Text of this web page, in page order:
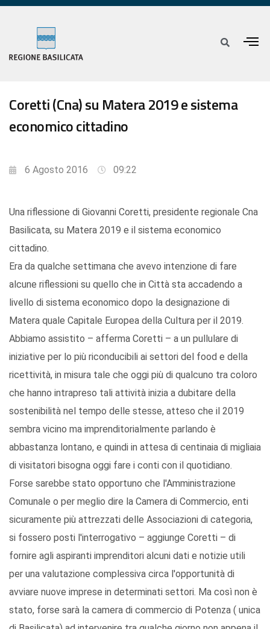
Coretti (Cna) su Matera 2019 e sistema
economico cittadino
6 Agosto 2016 09:22
Una riflessione di Giovanni Coretti, presidente regionale Cna
Basilicata, su Matera 2019 e il sistema economico
cittadino.
Era da qualche settimana che avevo intenzione di fare
alcune riflessioni su quello che in Città sta accadendo a
livello di sistema economico dopo la designazione di
Matera quale Capitale Europea della Cultura per il 2019.
Abbiamo assistito – afferma Coretti – a un pullulare di
iniziative per lo più riconducibili ai settori del food e della
ricettività, in misura tale che oggi più di qualcuno tra coloro
che hanno intrapreso tali attività inizia a dubitare della
sostenibilità nel tempo delle stesse, atteso che il 2019
sembra vicino ma imprenditorialmente parlando è
abbastanza lontano, e quindi in attesa di centinaia di migliaia
di visitatori bisogna oggi fare i conti con il quotidiano.
Forse sarebbe stato opportuno che l'Amministrazione
Comunale o per meglio dire la Camera di Commercio, enti
sicuramente più attrezzati delle Associazioni di categoria,
si fossero posti l'interrogativo – aggiunge Coretti – di
fornire agli aspiranti imprenditori alcuni dati e notizie utili
per una valutazione complessiva circa l'opportunità di
avviare nuove imprese in determinati settori. Ma così non è
stato, forse sarà la camera di commercio di Potenza ( unica